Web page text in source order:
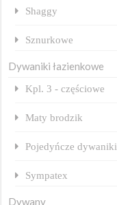
Shaggy
Sznurkowe
Dywaniki łazienkowe
Kpl. 3 - częściowe
Maty brodzik
Pojedyńcze dywaniki
Sympatex
Dywany